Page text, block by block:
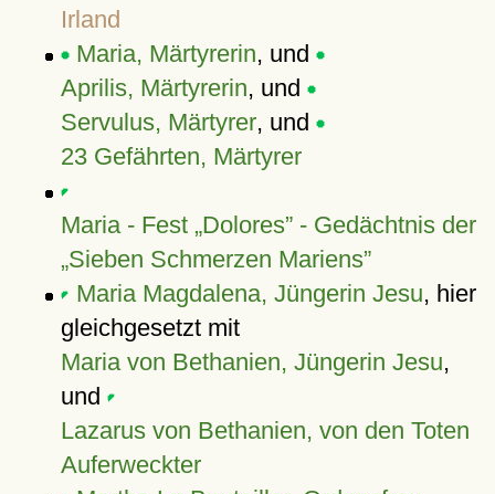
Irland
Maria, Märtyrerin, und
Aprilis, Märtyrerin, und
Servulus, Märtyrer, und
23 Gefährten, Märtyrer
Maria - Fest Dolores - Gedächtnis der
Sieben Schmerzen Mariens
Maria Magdalena, Jüngerin Jesu, hier
gleichgesetzt mit
Maria von Bethanien, Jüngerin Jesu,
und
Lazarus von Bethanien, von den Toten
Auferweckter